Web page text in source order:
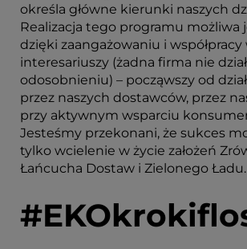
określa główne kierunki naszych
Realizacja tego programu możliwa
dzięki zaangażowaniu i
interesariuszy (żadna firma nie
odosobnieniu) – począwszy od
przez naszych dostawców, przez
przy aktywnym wsparciu
Jesteśmy przekonani, że sukces
tylko wcielenie w życie założeń
Łańcucha Dostaw i Zielonego Ładu.